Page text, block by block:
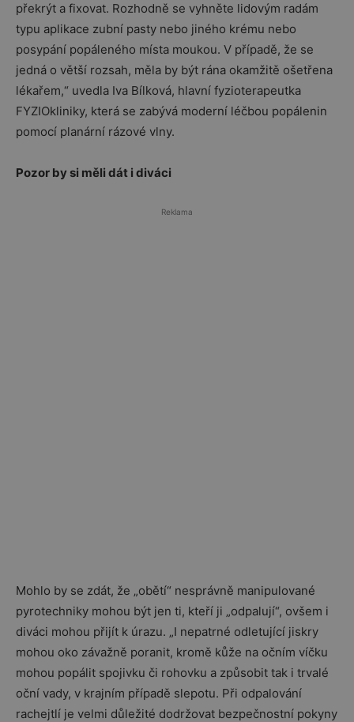
překrýt a fixovat. Rozhodně se vyhněte lidovým radám
typu aplikace zubní pasty nebo jiného krému nebo
posypání popáleného místa moukou. V případě, že se
jedná o větší rozsah, měla by být rána okamžitě ošetřena
lékařem,“ uvedla Iva Bílková, hlavní fyzioterapeutka
FYZIOkliniky, která se zabývá moderní léčbou popálenin
pomocí planární rázové vlny.
Pozor by si měli dát i diváci
Reklama
Mohlo by se zdát, že „obětí“ nesprávně manipulované
pyrotechniky mohou být jen ti, kteří ji „odpalují“, ovšem i
diváci mohou přijít k úrazu. „I nepatrné odletující jiskry
mohou oko závažně poranit, kromě kůže na očním víčku
mohou popálit spojivku či rohovku a způsobit tak i trvalé
oční vady, v krajním případě slepotu. Při odpalování
rachejtlí je velmi důležité dodržovat bezpečnostní pokyny